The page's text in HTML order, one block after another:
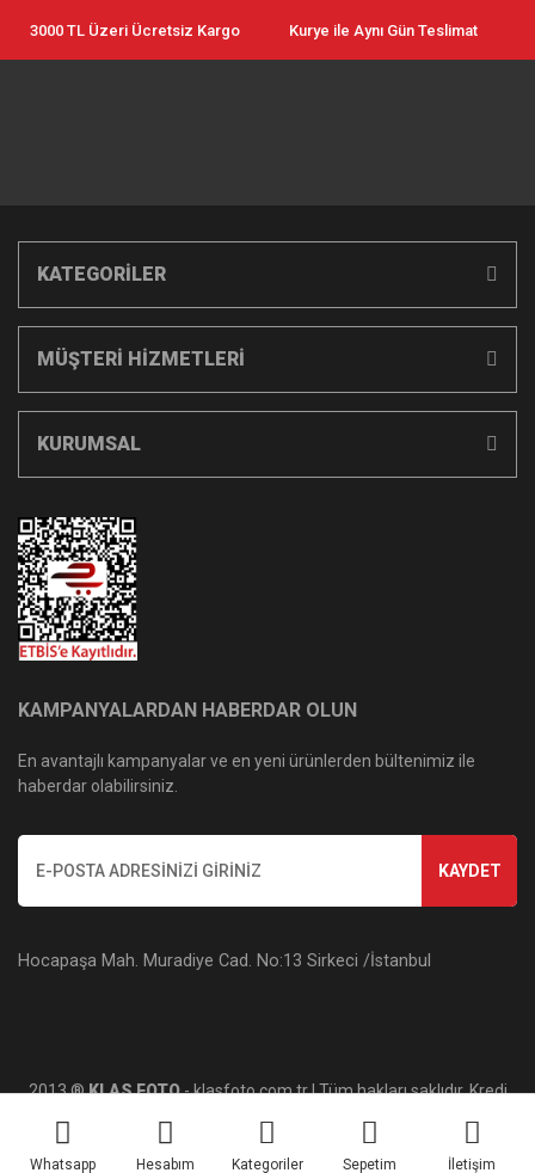
Whatsapp Hesabım Kategoriler Sepetim İletişim
3000 TL Üzeri Ücretsiz Kargo Kurye ile Aynı Gün Teslimat
KATEGORİLER
MÜŞTERİ HİZMETLERİ
KURUMSAL
KAMPANYALARDAN HABERDAR OLUN
En avantajlı kampanyalar ve en yeni ürünlerden bültenimiz ile
haberdar olabilirsiniz.
KAYDET
Hocapaşa Mah. Muradiye Cad. No:13 Sirkeci /İstanbul
2013 ®KLAS FOTO- klasfoto.com.tr | Tüm hakları saklıdır. Kredi